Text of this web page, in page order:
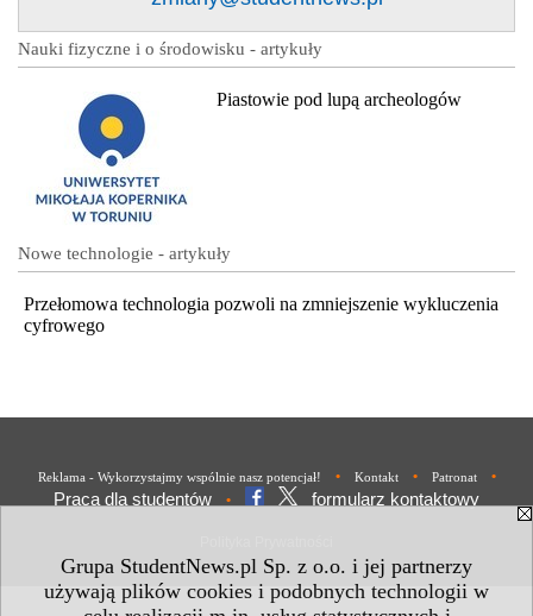
Grupa StudentNews.pl Sp. z o.o. i jej partnerzy
używają plików cookies i podobnych technologii w
Nauki fizyczne i o środowisku - artykuły
Piastowie pod lupą archeologów
Nowe technologie - artykuły
Przełomowa technologia pozwoli na zmniejszenie wykluczenia
cyfrowego
Reklama - Wykorzystajmy wspólnie nasz potencjał! • Kontakt • Patronat •
Praca dla studentów • formularz kontaktowy